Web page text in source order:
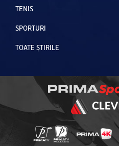
TENIS
SPORTURI
TOATE ȘTIRILE